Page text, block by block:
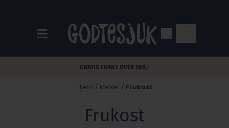
GRATIS FRAKT OVER 599,-
Hjem / Merker / Frukost
Frukost